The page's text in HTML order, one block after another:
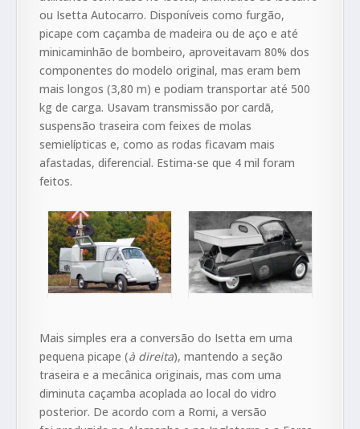
ou Isetta Autocarro. Disponíveis como furgão,
picape com caçamba de madeira ou de aço e até
minicaminhão de bombeiro, aproveitavam 80% dos
componentes do modelo original, mas eram bem
mais longos (3,80 m) e podiam transportar até 500
kg de carga. Usavam transmissão por cardã,
suspensão traseira com feixes de molas
semielípticas e, como as rodas ficavam mais
afastadas, diferencial. Estima-se que 4 mil foram
feitos.
Mais simples era a conversão do Isetta em uma
pequena picape (à direita), mantendo a seção
traseira e a mecânica originais, mas com uma
diminuta caçamba acoplada ao local do vidro
posterior. De acordo com a Romi, a versão